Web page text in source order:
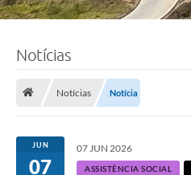
Notícias
Notícias Notícia
JUN
07
07 JUN 2026
ASSISTÊNCIA SOCIAL